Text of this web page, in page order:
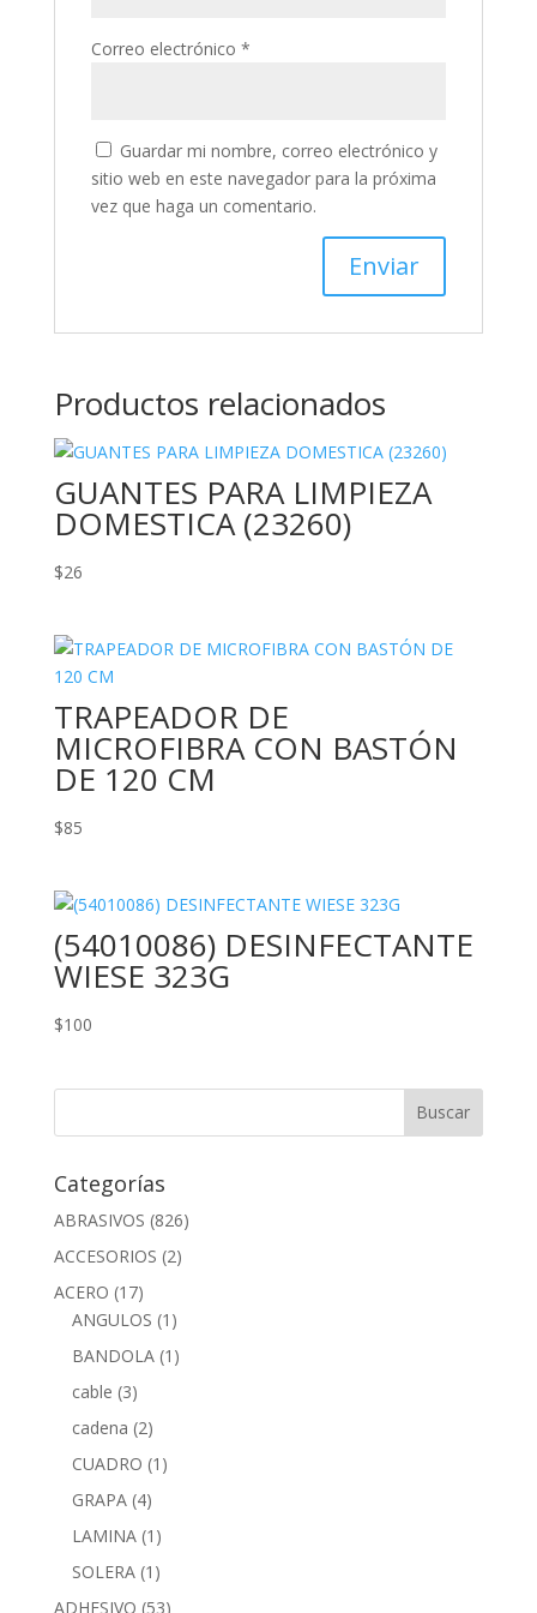
Correo electrónico *
Guardar mi nombre, correo electrónico y
sitio web en este navegador para la próxima
vez que haga un comentario.
Productos relacionados
GUANTES PARA LIMPIEZA
DOMESTICA (23260)
$26
TRAPEADOR DE
MICROFIBRA CON BASTÓN
DE 120 CM
$85
(54010086) DESINFECTANTE
WIESE 323G
$100
Categorías
ABRASIVOS (826)
ACCESORIOS (2)
ACERO (17)
ANGULOS (1)
BANDOLA (1)
cable (3)
cadena (2)
CUADRO (1)
GRAPA (4)
LAMINA (1)
SOLERA (1)
ADHESIVO (53)